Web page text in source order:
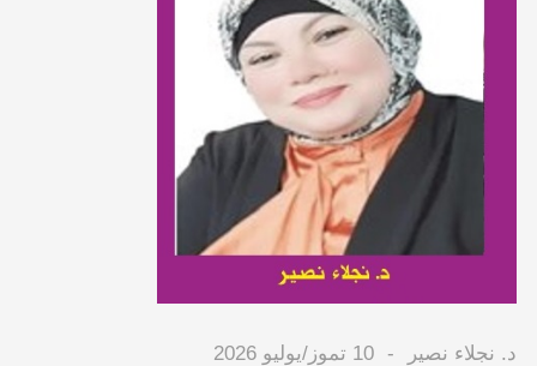
د. نجلاء نصير 10 تموز/يوليو 2026